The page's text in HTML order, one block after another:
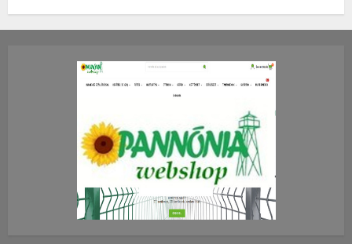
2026.JÚLIUS.23. CSÜTÖRTÖK.
0